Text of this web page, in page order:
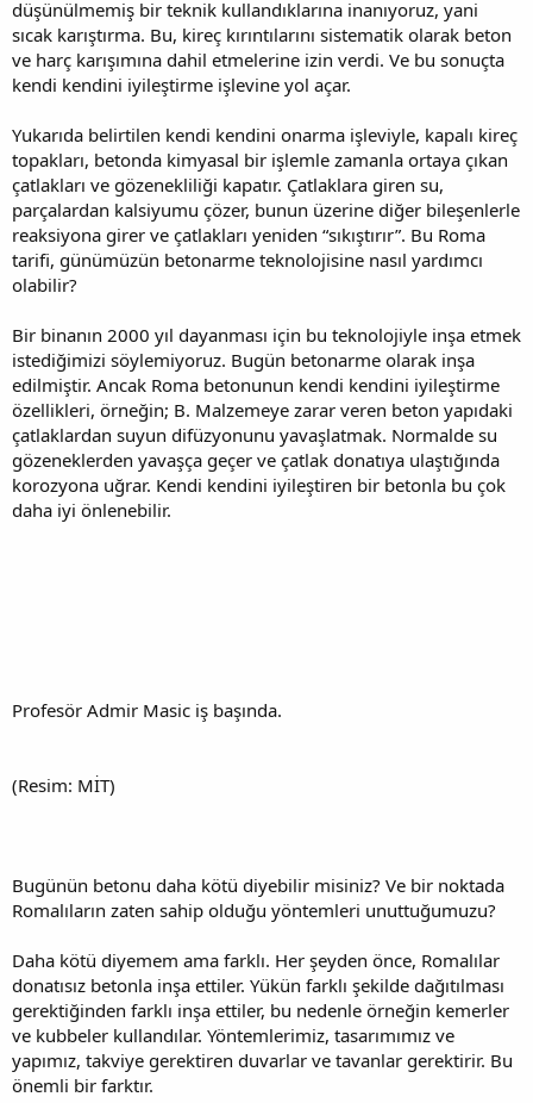
düşünülmemiş bir teknik kullandıklarına inanıyoruz, yani
sıcak karıştırma. Bu, kireç kırıntılarını sistematik olarak beton
ve harç karışımına dahil etmelerine izin verdi. Ve bu sonuçta
kendi kendini iyileştirme işlevine yol açar.
Yukarıda belirtilen kendi kendini onarma işleviyle, kapalı kireç
topakları, betonda kimyasal bir işlemle zamanla ortaya çıkan
çatlakları ve gözenekliliği kapatır. Çatlaklara giren su,
parçalardan kalsiyumu çözer, bunun üzerine diğer bileşenlerle
reaksiyona girer ve çatlakları yeniden “sıkıştırır”. Bu Roma
tarifi, günümüzün betonarme teknolojisine nasıl yardımcı
olabilir?
Bir binanın 2000 yıl dayanması için bu teknolojiyle inşa etmek
istediğimizi söylemiyoruz. Bugün betonarme olarak inşa
edilmiştir. Ancak Roma betonunun kendi kendini iyileştirme
özellikleri, örneğin; B. Malzemeye zarar veren beton yapıdaki
çatlaklardan suyun difüzyonunu yavaşlatmak. Normalde su
gözeneklerden yavaşça geçer ve çatlak donatıya ulaştığında
korozyona uğrar. Kendi kendini iyileştiren bir betonla bu çok
daha iyi önlenebilir.
Profesör Admir Masic iş başında.
(Resim: MİT)
Bugünün betonu daha kötü diyebilir misiniz? Ve bir noktada
Romalıların zaten sahip olduğu yöntemleri unuttuğumuzu?
Daha kötü diyemem ama farklı. Her şeyden önce, Romalılar
donatısız betonla inşa ettiler. Yükün farklı şekilde dağıtılması
gerektiğinden farklı inşa ettiler, bu nedenle örneğin kemerler
ve kubbeler kullandılar. Yöntemlerimiz, tasarımımız ve
yapımız, takviye gerektiren duvarlar ve tavanlar gerektirir. Bu
önemli bir farktır.